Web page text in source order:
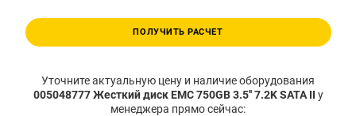
ПОЛУЧИТЬ РАСЧЕТ
Уточните актуальную цену и наличие оборудования
005048777 Жесткий диск EMC 750GB 3.5'' 7.2K SATA II у
менеджера прямо сейчас: